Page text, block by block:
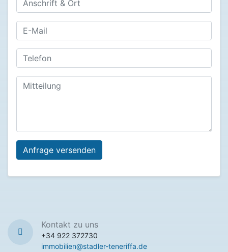
Kontakt zu uns
+34 922 372730
immobilien@stadler-teneriffa.de